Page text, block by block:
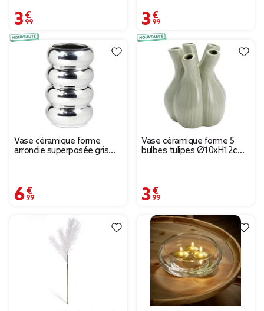
3,99 € 3,99 €
Vase céramique forme
arrondie superposée gris
6,99 €
Vase céramique forme 5
bulbes tulipes Ø10xH12cm
3,99 €